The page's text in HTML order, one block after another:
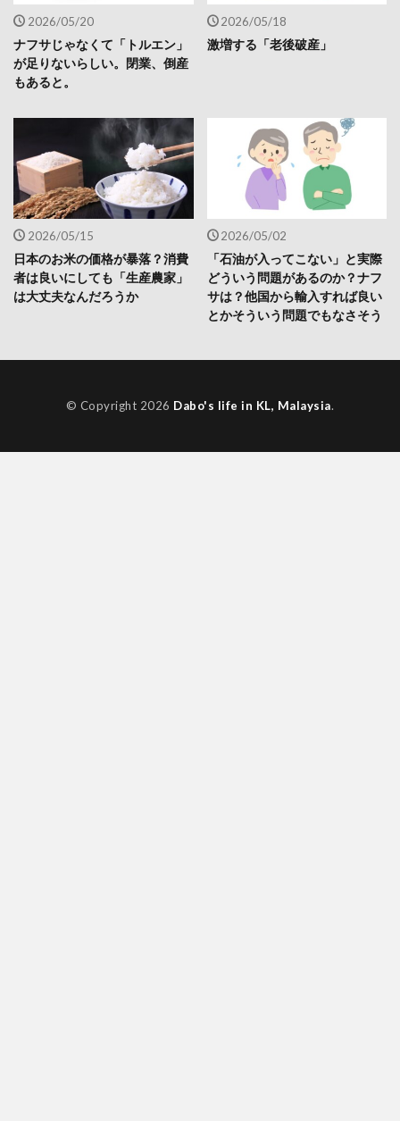
2026/05/20
ナフサじゃなくて「トルエン」
が足りないらしい。閉業、倒産
もあると。
2026/05/18
激増する「老後破産」
2026/05/15
日本のお米の価格が暴落？消費
者は良いにしても「生産農家」
は大丈夫なんだろうか
2026/05/02
「石油が入ってこない」と実際
どういう問題があるのか？ナフ
サは？他国から輸入すれば良い
とかそういう問題でもなさそう
© Copyright 2026 Dabo's life in KL, Malaysia.